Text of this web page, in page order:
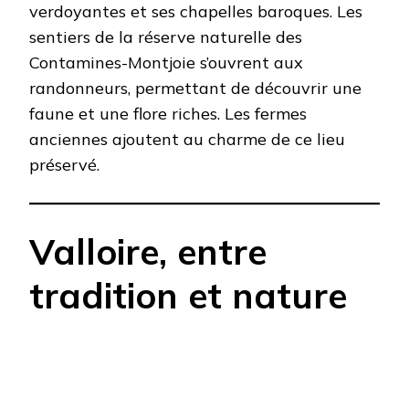
verdoyantes et ses chapelles baroques. Les
sentiers de la réserve naturelle des
Contamines-Montjoie s’ouvrent aux
randonneurs, permettant de découvrir une
faune et une flore riches. Les fermes
anciennes ajoutent au charme de ce lieu
préservé.​
Valloire, entre
tradition et nature